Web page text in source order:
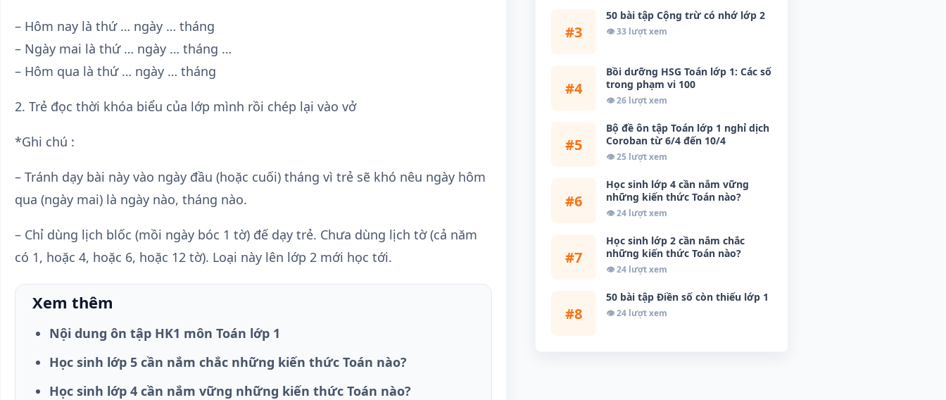
– Hôm nay là thứ … ngày … tháng
– Ngày mai là thứ … ngày … tháng …
– Hôm qua là thứ … ngày … tháng
2. Trẻ đọc thời khóa biểu của lớp mình rồi chép lại vào vở
*Ghi chú :
– Tránh dạy bài này vào ngày đầu (hoặc cuối) tháng vì trẻ sẽ khó nêu ngày hôm
qua (ngày mai) là ngày nào, tháng nào.
– Chỉ dùng lịch blốc (mồi ngày bóc 1 tờ) đế dạy trẻ. Chưa dùng lịch tờ (cả năm
có 1, hoặc 4, hoặc 6, hoặc 12 tờ). Loại này lên lớp 2 mới học tới.
Xem thêm
Nội dung ôn tập HK1 môn Toán lớp 1
Học sinh lớp 5 cần nắm chắc những kiến thức Toán nào?
Học sinh lớp 4 cần nắm vững những kiến thức Toán nào?
#3
50 bài tập Cộng trừ có nhớ lớp 2
👁 33 lượt xem
#4
Bồi dưỡng HSG Toán lớp 1: Các số
trong phạm vi 100
👁 26 lượt xem
#5
Bộ đề ôn tập Toán lớp 1 nghỉ dịch
Coroban từ 6/4 đến 10/4
👁 25 lượt xem
#6
Học sinh lớp 4 cần nắm vững
những kiến thức Toán nào?
👁 24 lượt xem
#7
Học sinh lớp 2 cần nắm chắc
những kiến thức Toán nào?
👁 24 lượt xem
#8
50 bài tập Điền số còn thiếu lớp 1
👁 24 lượt xem